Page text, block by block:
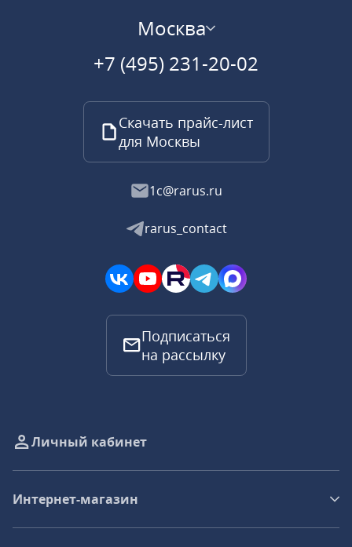
Москва
+7 (495) 231-20-02
Скачать прайс-лист
для Москвы
1c@rarus.ru
rarus_contact
Подписаться
на рассылку
Личный кабинет
Интернет-магазин